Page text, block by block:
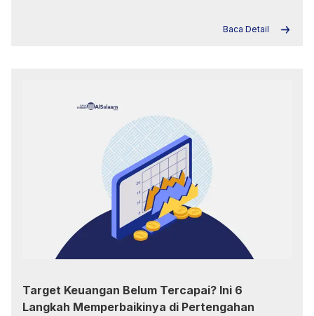
Baca Detail
Target Keuangan Belum Tercapai? Ini 6
Langkah Memperbaikinya di Pertengahan